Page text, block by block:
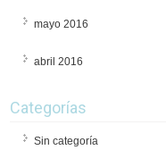
mayo 2016
abril 2016
Categorías
Sin categoría